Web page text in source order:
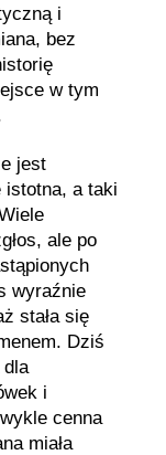
i
bez
w tym
jest
istotna, a taki
ale po
wyraźnie
stała się
Dziś
dla
i
cenna
miała